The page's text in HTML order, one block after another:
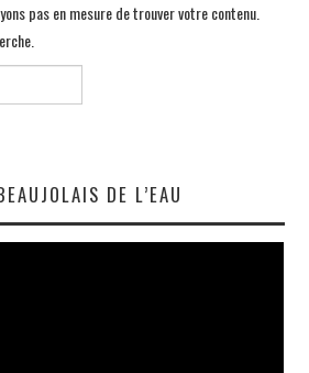
pas en mesure de trouver votre contenu.
DE L’EAU